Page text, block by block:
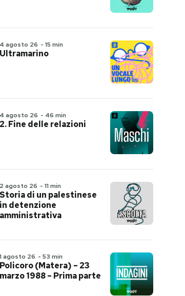
4 agosto 26 - 15 min
Ultramarino
4 agosto 26 - 46 min
2. Fine delle relazioni
2 agosto 26 - 11 min
Storia di un palestinese
in detenzione
amministrativa
1 agosto 26 - 53 min
Policoro (Matera) – 23
marzo 1988 – Prima parte